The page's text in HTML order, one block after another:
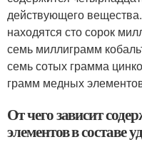
действующего
находятся сто сорок
семь миллиграмм
семь сотых грамма
грамм медных
От чего зависит
элементов в составе